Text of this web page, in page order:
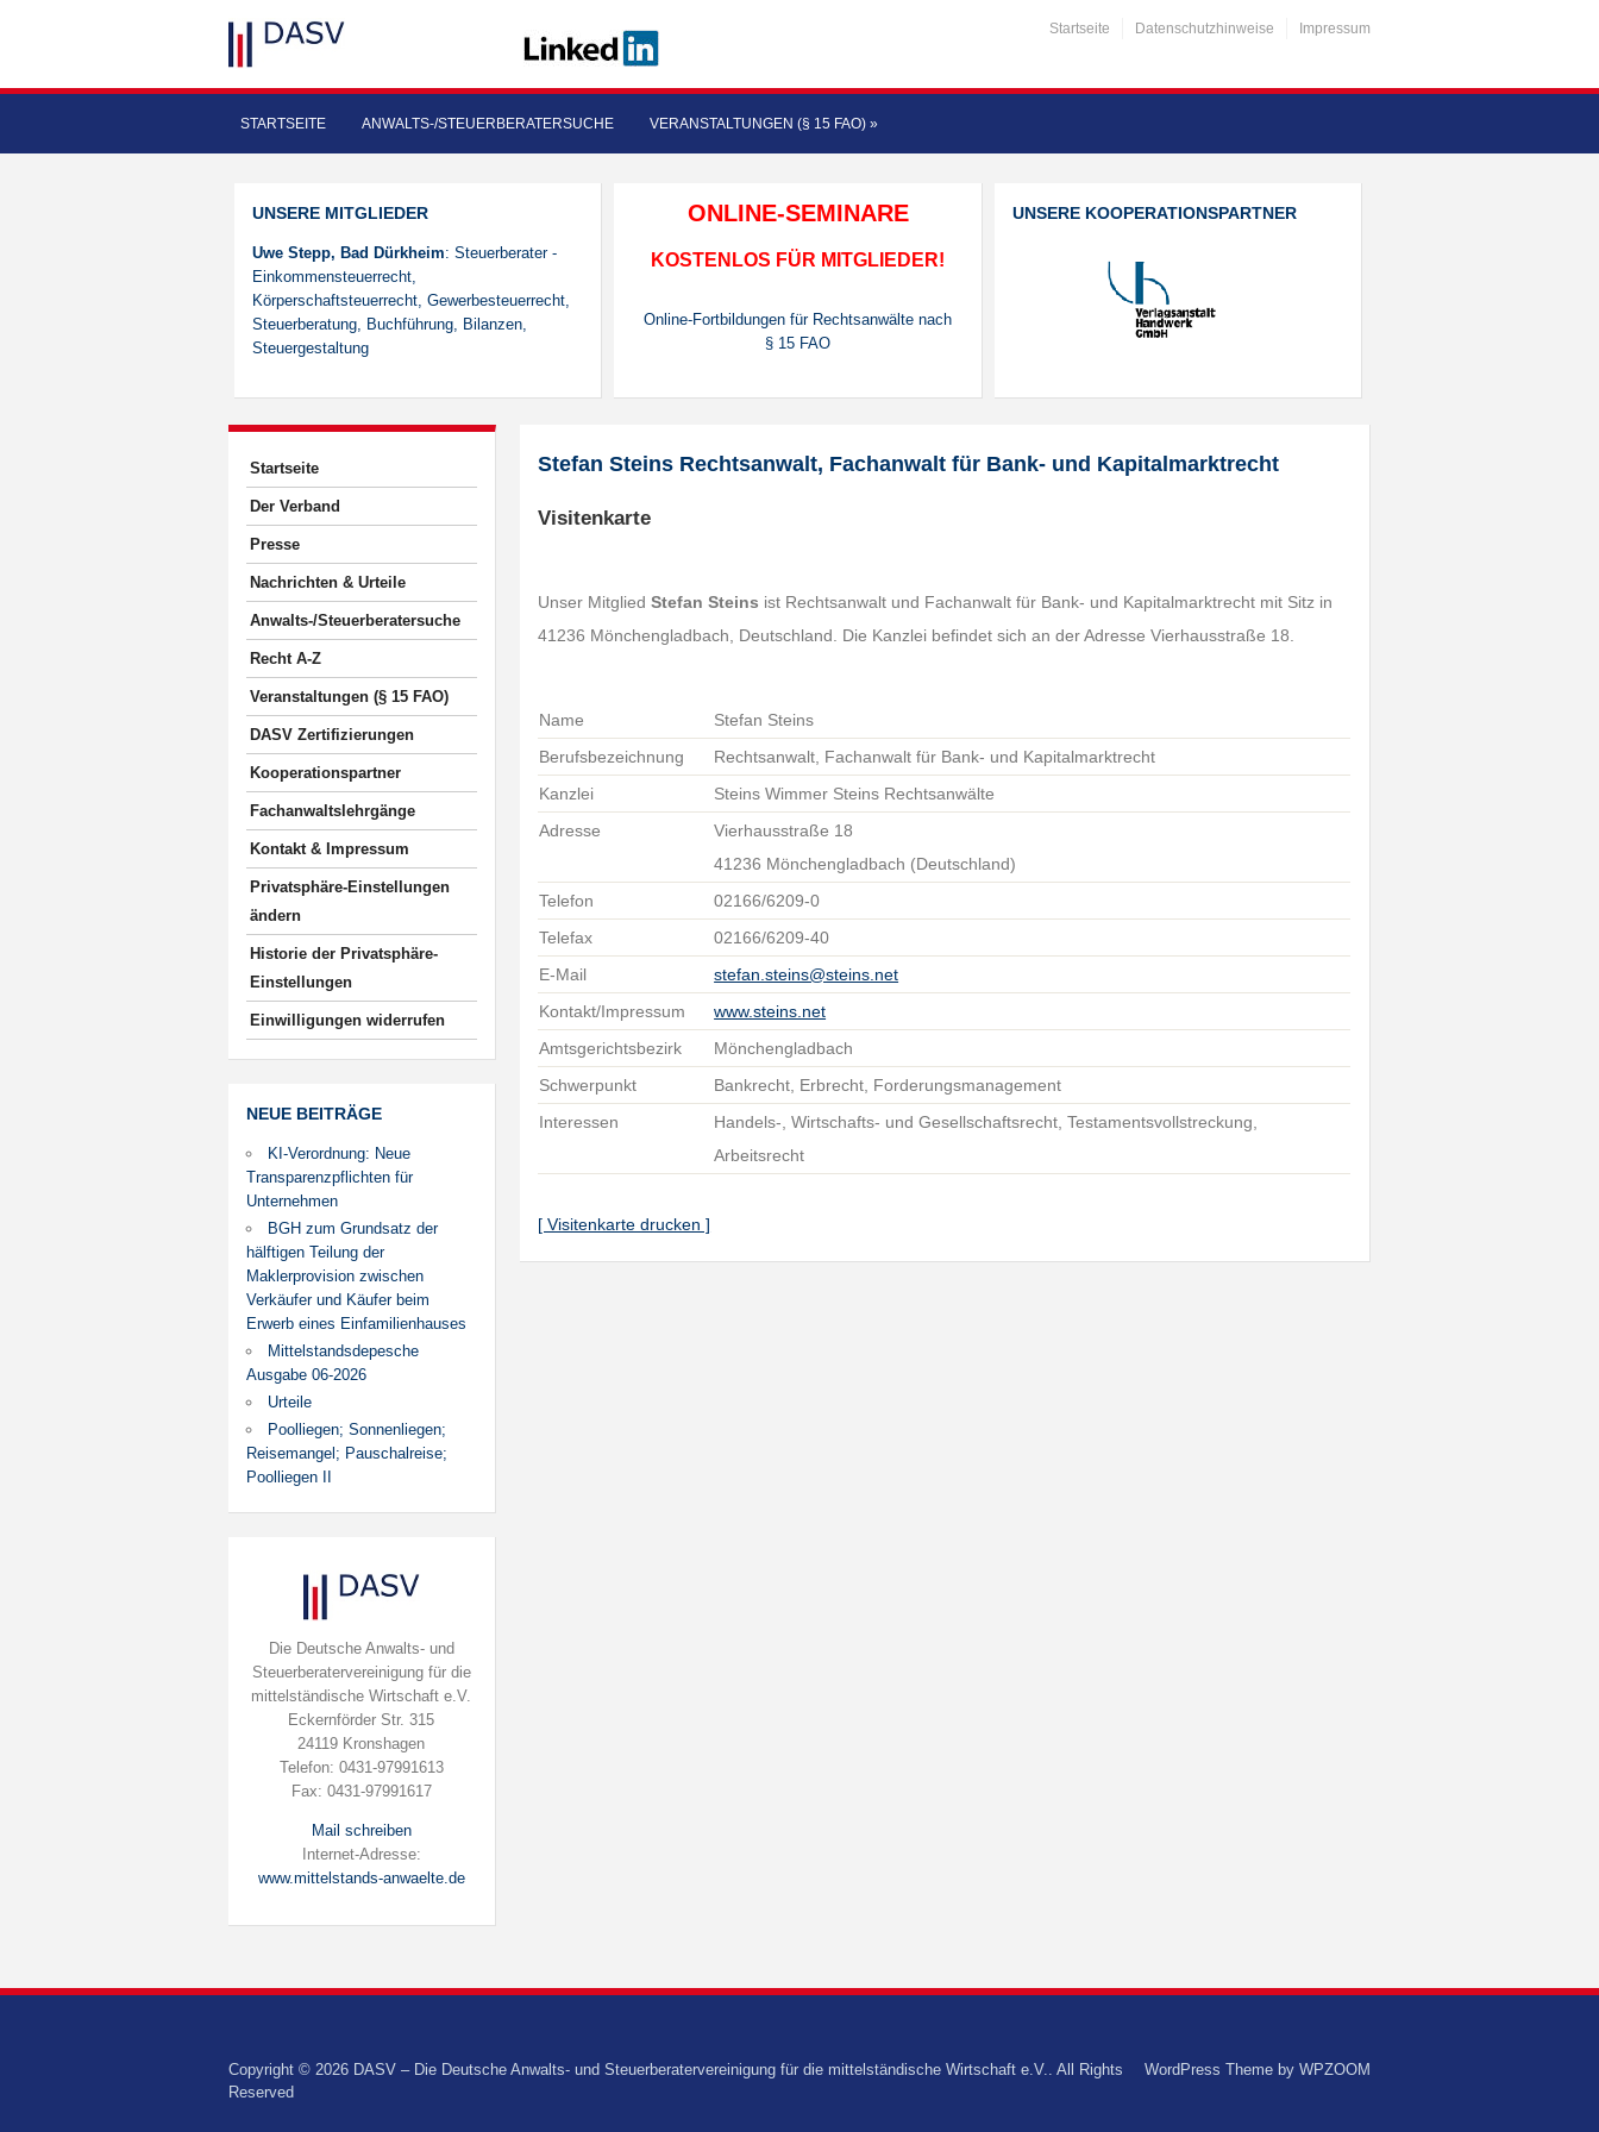
Startseite Datenschutzhinweise Impressum
STARTSEITE ANWALTS-/STEUERBERATERSUCHE VERANSTALTUNGEN (§ 15 FAO) »
UNSERE MITGLIEDER
Uwe Stepp, Bad Dürkheim: Steuerberater -
Einkommensteuerrecht,
Körperschaftsteuerrecht, Gewerbesteuerrecht,
Steuerberatung, Buchführung, Bilanzen,
Steuergestaltung
ONLINE-SEMINARE
KOSTENLOS FÜR MITGLIEDER!
Online-Fortbildungen für Rechtsanwälte nach
§ 15 FAO
UNSERE KOOPERATIONSPARTNER
Startseite
Der Verband
Presse
Nachrichten & Urteile
Anwalts-/Steuerberatersuche
Recht A-Z
Veranstaltungen (§ 15 FAO)
DASV Zertifizierungen
Kooperationspartner
Fachanwaltslehrgänge
Kontakt & Impressum
Privatsphäre-Einstellungen
ändern
Historie der Privatsphäre-
Einstellungen
Einwilligungen widerrufen
NEUE BEITRÄGE
KI-Verordnung: Neue
Transparenzpflichten für
Unternehmen
BGH zum Grundsatz der
hälftigen Teilung der
Maklerprovision zwischen
Verkäufer und Käufer beim
Erwerb eines Einfamilienhauses
Mittelstandsdepesche
Ausgabe 06-2026
Urteile
Poolliegen; Sonnenliegen;
Reisemangel; Pauschalreise;
Poolliegen II
Die Deutsche Anwalts- und
Steuerberatervereinigung für die
mittelständische Wirtschaft e.V.
Eckernförder Str. 315
24119 Kronshagen
Telefon: 0431-97991613
Fax: 0431-97991617
Mail schreiben
Internet-Adresse:
www.mittelstands-anwaelte.de
Stefan Steins Rechtsanwalt, Fachanwalt für Bank- und Kapitalmarktrecht
Visitenkarte
Unser MitgliedStefan Steins ist Rechtsanwalt und Fachanwalt für Bank- und Kapitalmarktrecht mit Sitz in
41236 Mönchengladbach, Deutschland. Die Kanzlei befindet sich an der Adresse Vierhausstraße 18.
Name
Stefan Steins
Berufsbezeichnung
Rechtsanwalt, Fachanwalt für Bank- und Kapitalmarktrecht
Kanzlei
Steins Wimmer Steins Rechtsanwälte
Adresse
Vierhausstraße 18
41236 Mönchengladbach (Deutschland)
Telefon
02166/6209-0
Telefax
02166/6209-40
E-Mail
stefan.steins@steins.net
Kontakt/Impressum
www.steins.net
Amtsgerichtsbezirk
Mönchengladbach
Schwerpunkt
Bankrecht, Erbrecht, Forderungsmanagement
Interessen
Handels-, Wirtschafts- und Gesellschaftsrecht, Testamentsvollstreckung,
Arbeitsrecht
[ Visitenkarte drucken ]
WordPress Theme by WPZOOM
Copyright © 2026 DASV – Die Deutsche Anwalts- und Steuerberatervereinigung für die mittelständische Wirtschaft e.V.. All Rights
Reserved